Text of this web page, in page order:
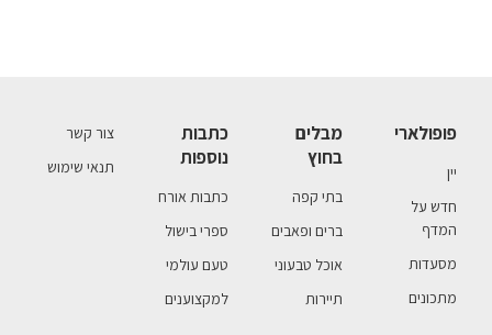
פופולארי
יין
חדש על
המדף
מסעדות
מתכונים
מבלים
בחוץ
בתי קפה
ברים ופאבים
אוכל טבעוני
תיירות
כתבות
נוספות
כתבות אורח
ספרי בישול
טעם עולמי
למקצוענים
צור קשר
תנאי שימוש